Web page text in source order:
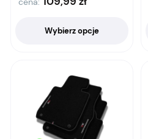
Wybierz opcje